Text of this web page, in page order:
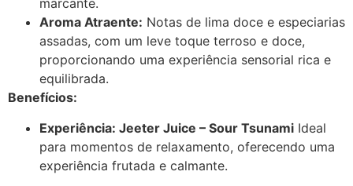
marcante.
Aroma Atraente: Notas de lima doce e especiarias
assadas, com um leve toque terroso e doce,
proporcionando uma experiência sensorial rica e
equilibrada.
Benefícios:
Experiência: Jeeter Juice – Sour Tsunami Ideal
para momentos de relaxamento, oferecendo uma
experiência frutada e calmante.